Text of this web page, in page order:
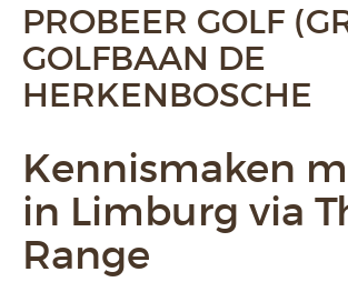
PROBEER GOLF
GOLFBAAN DE
HERKENBOSCHE
Kennismaken
in Limburg via
Range